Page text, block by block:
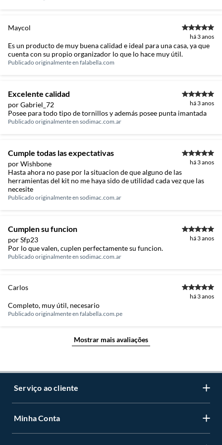
c.O abatimento proporcional no preço.
Produtos em PERFEITO ESTADO
Para a compra via Site ou Televendas após o prazo de 7 dias a troca será
atendida somente nas lojas da Construdecor.
em perfeito estado, em sua embalagem original, intacta e acompanhada
da respectiva Nota Fiscal, a Construdecor, por mera liberalidade, poderá
trocar o produto por quaisquer outros disponíveis em loja, de igual valor
ou, no caso de produto com peço superior ao produto objeto da troca,
Maycol
há 3 anos
Es un producto de muy buena calidad e ideal para una casa, ya que
cuenta con su propio organizador lo que lo hace muy útil.
Publicado originalmente en falabella.com
Excelente calidad
por Gabriel_72 há 3 anos
Posee para todo tipo de tornillos y además posee punta imantada
Publicado originalmente en sodimac.com.ar
Cumple todas las expectativas
por Wishbone há 3 anos
Hasta ahora no pase por la situacion de que alguno de las
herramientas del kit no me haya sido de utilidad cada vez que las
necesite
Publicado originalmente en sodimac.com.ar
Cumplen su funcion
por Sfp23 há 3 anos
Por lo que valen, cuplen perfectamente su funcion.
Publicado originalmente en sodimac.com.ar
Carlos
há 3 anos
Completo, muy útil, necesario
Publicado originalmente en falabella.com.pe
Mostrar mais avaliações
Serviço ao cliente
Centro de ajuda
Minha Conta